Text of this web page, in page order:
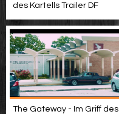
des Kartells Trailer DF
The Gateway - Im Griff des